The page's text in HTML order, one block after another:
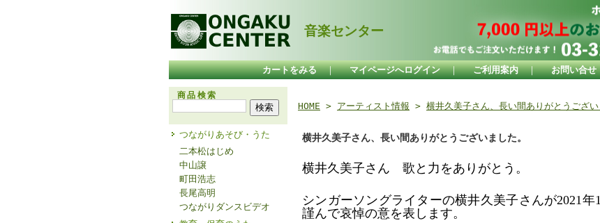
音楽センター
カートをみる ｜ マイページへログイン ｜ ご利用案内 ｜ お問い合せ
商品検索
つながりあそび・うた
二本松はじめ
中山譲
町田浩志
長尾高明
つながりダンスビデオ
HOME > アーティスト情報 > 横井久美子さん、長い間ありがとうござい
横井久美子さん、長い間ありがとうございました。
横井久美子さん 歌と力をありがとう。
シンガーソングライターの横井久美子さんが2021年1
謹んで哀悼の意を表します。